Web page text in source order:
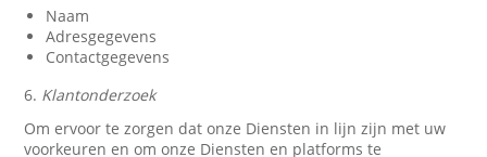
Naam
Adresgegevens
Contactgegevens
6. Klantonderzoek
Om ervoor te zorgen dat onze Diensten in lijn zijn met uw
voorkeuren en om onze Diensten en platforms te